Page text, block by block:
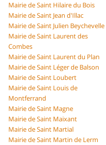
Mairie de Saint Hilaire du Bois
Mairie de Saint Jean d'Illac
Mairie de Saint Julien Beychevelle
Mairie de Saint Laurent des
Combes
Mairie de Saint Laurent du Plan
Mairie de Saint Léger de Balson
Mairie de Saint Loubert
Mairie de Saint Louis de
Montferrand
Mairie de Saint Magne
Mairie de Saint Maixant
Mairie de Saint Martial
Mairie de Saint Martin de Lerm